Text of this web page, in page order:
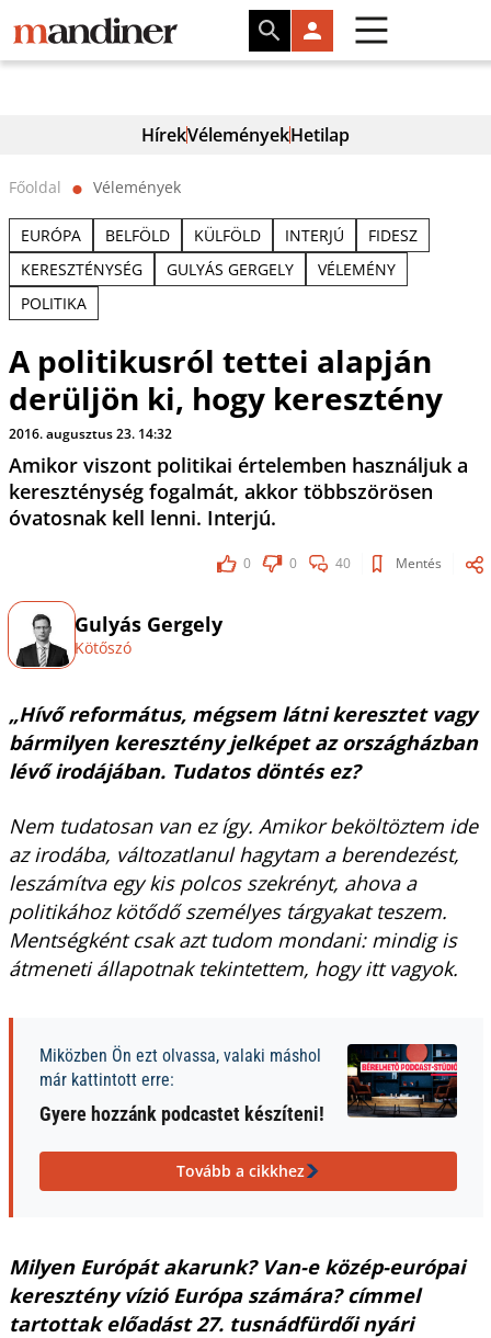
HírekVéleményekHetilap
Főoldal ⬤ Vélemények
EURÓPA BELFÖLD KÜLFÖLD INTERJÚ
FIDESZ
KERESZTÉNYSÉG
GULYÁS GERGELY
VÉLEMÉNY
POLITIKA
A politikusról tettei alapján
derüljön ki, hogy keresztény
2016. augusztus 23. 14:32
Amikor viszont politikai értelemben használjuk a
kereszténység fogalmát, akkor többszörösen
óvatosnak kell lenni. Interjú.
0 0 40 Mentés
Gulyás Gergely
Kötőszó
„Hívő református, mégsem látni keresztet vagy
bármilyen keresztény jelképet az országházban
lévő irodájában. Tudatos döntés ez?
Nem tudatosan van ez így. Amikor beköltöztem ide
az irodába, változatlanul hagytam a berendezést,
leszámítva egy kis polcos szekrényt, ahova a
politikához kötődő személyes tárgyakat teszem.
Mentségként csak azt tudom mondani: mindig is
átmeneti állapotnak tekintettem, hogy itt vagyok.
Miközben Ön ezt olvassa, valaki máshol
már kattintott erre:
Gyere hozzánk podcastet készíteni!
Tovább a cikkhez
Milyen Európát akarunk? Van-e közép-európai
keresztény vízió Európa számára? címmel
tartottak előadást 27. tusnádfürdői nyári